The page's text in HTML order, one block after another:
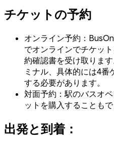
チケットの予約
オンライン予約：
でオンラインでチケッ
約確認書を受け取りま
ミナル、具体的には4
する必要があります。
対面予約：駅のバスオ
ットを購入することも
出発と到着：